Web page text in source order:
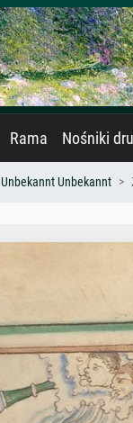
Rama Nośniki
Unbekannt Unbekannt